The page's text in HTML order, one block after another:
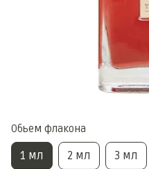
Обьем флакона
1 мл 2 мл 3 мл